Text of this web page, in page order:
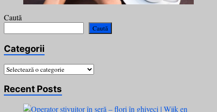
Caută
Caută
Categorii
Categorii
Recent Posts